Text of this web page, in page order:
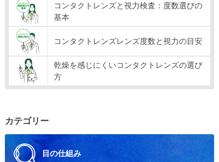
コンタクトレンズと視力検査：度数選びの
基本
コンタクトレンズレンズ度数と視力の目安
乾燥を感じにくいコンタクトレンズの選び
方
カテゴリー
目の仕組み